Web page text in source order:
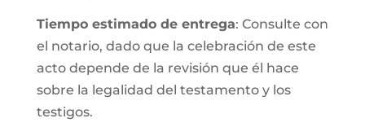
Tiempo estimado de entrega: Consulte con
el notario, dado que la celebración de este
acto depende de la revisión que él hace
sobre la legalidad del testamento y los
testigos.